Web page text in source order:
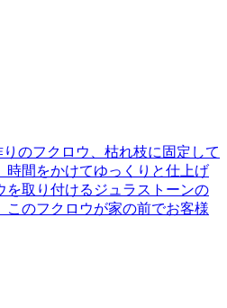
のフクロウ、枯れ枝に固定して
時間をかけてゆっくりと仕上げ
を取り付けるジュラストーンの
このフクロウが家の前でお客様